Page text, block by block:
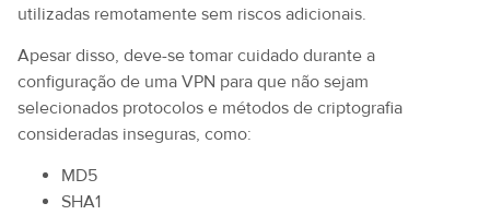
utilizadas remotamente sem riscos adicionais.
Apesar disso, deve-se tomar cuidado durante a
configuração de uma VPN para que não sejam
selecionados protocolos e métodos de criptografia
consideradas inseguras, como:
MD5
SHA1